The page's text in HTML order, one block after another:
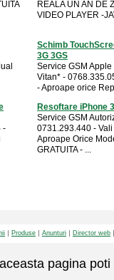
REALA UN AN DE
VIDEO PLAYER -
Schimb
3G 3GS
Service GSM
Vitan* -
- Aproape orice
-
Resoftare iPhone
Service GSM
0731.293.440 -
Aproape Orice
GRATUITA - ...
Produse Anunturi Director web
pagina poti